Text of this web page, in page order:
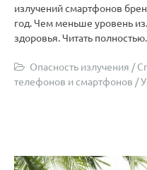
излучений смартфонов
год. Чем меньше уровень
здоровья. Читать
Опасность излучения /
телефонов и смартфонов /